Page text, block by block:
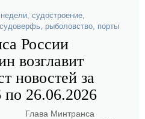
недели, судостроение,
судоверфь, рыболовство, порты
России
возглавит
новостей за
26.06.2026
Глава Минтранса